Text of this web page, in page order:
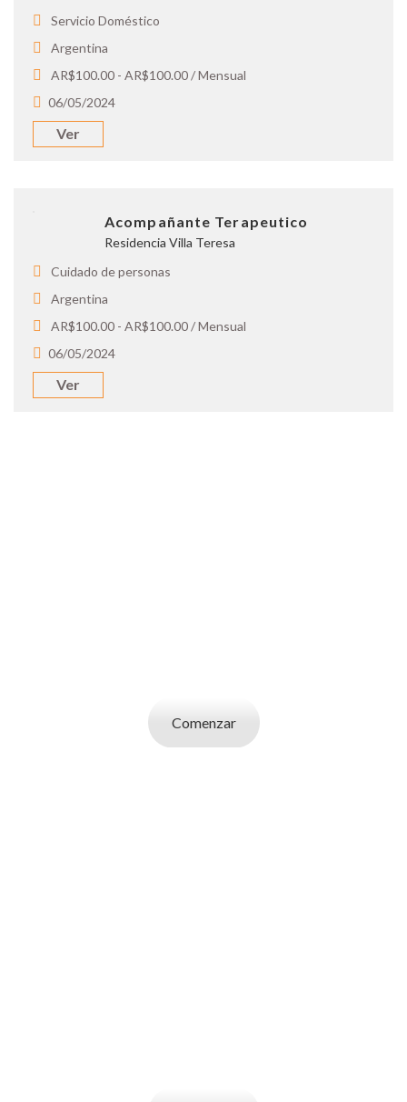
Servicio Doméstico
Argentina
AR$100.00 - AR$100.00 / Mensual
06/05/2024
Ver
Acompañante Terapeutico
Residencia Villa Teresa
Cuidado de personas
Argentina
AR$100.00 - AR$100.00 / Mensual
06/05/2024
Ver
Comenzar